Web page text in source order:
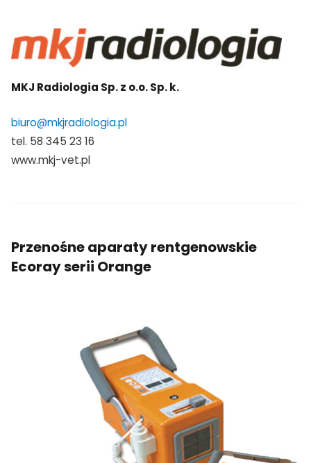
MKJ Radiologia Sp. z o.o. Sp. k.
biuro@mkjradiologia.pl
tel. 58 345 23 16
www.mkj-vet.pl
Przenośne aparaty rentgenowskie
Ecoray serii Orange